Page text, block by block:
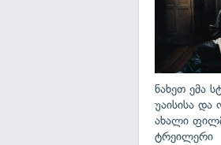
ნახეთ ემა
უაისისა
ახალი
ტრეილერი